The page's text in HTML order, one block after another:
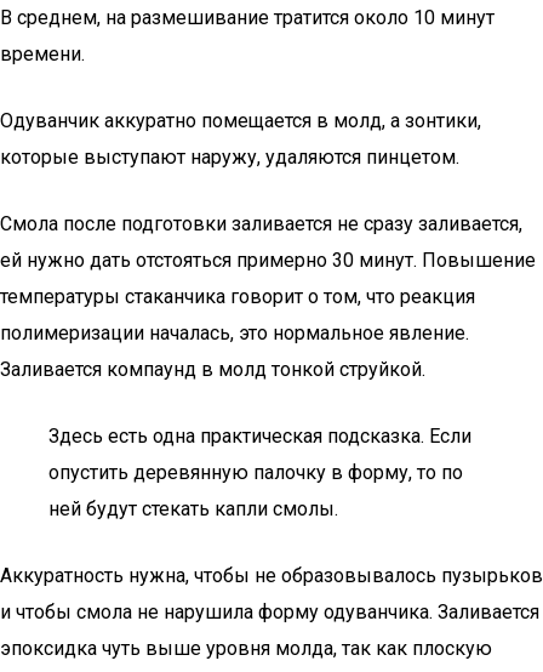
В среднем, на размешивание тратится около 10 минут
времени.
Одуванчик аккуратно помещается в молд, а зонтики,
которые выступают наружу, удаляются пинцетом.
Смола после подготовки заливается не сразу заливается,
ей нужно дать отстояться примерно 30 минут. Повышение
температуры стаканчика говорит о том, что реакция
полимеризации началась, это нормальное явление.
Заливается компаунд в молд тонкой струйкой.
Здесь есть одна практическая подсказка. Если
опустить деревянную палочку в форму, то по
ней будут стекать капли смолы.
Аккуратность нужна, чтобы не образовывалось пузырьков
и чтобы смола не нарушила форму одуванчика. Заливается
эпоксидка чуть выше уровня молда, так как плоскую